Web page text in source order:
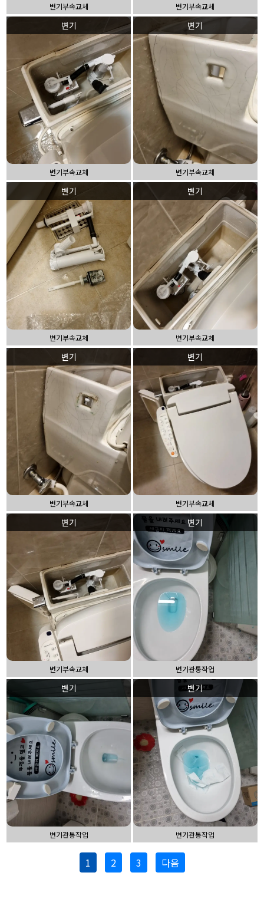
변기부속교체 변기부속교체
변기
변기부속교체
변기
변기부속교체
변기
변기부속교체
변기
변기부속교체
변기
변기부속교체
변기
변기부속교체
변기
변기부속교체
변기
변기관통작업
변기
변기관통작업
변기
변기관통작업
1 2 3 다음